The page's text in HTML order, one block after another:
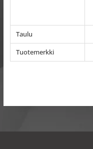
Taulu
Tuotemerkki